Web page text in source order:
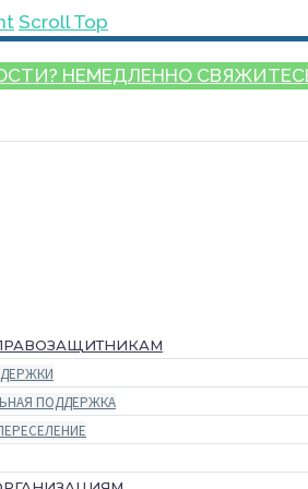
Scroll Top
НЕМЕДЛЕННО
ПОДДЕРЖКА